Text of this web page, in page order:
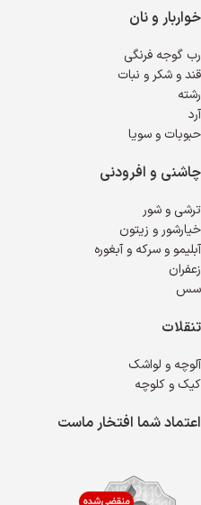
خواربار و نان
رب گوجه فرنگی
قند و شکر و نبات
رشته
آرد
حبوبات و سویا
چاشنی و افرودنی
ترشی و شور
خیارشور و زیتون
آبلیمو و سرکه و آبغوره
زعفران
سس
تنقلات
آلوچه و لواشک
کیک و کلوچه
اعتماد شما افتخار ماست